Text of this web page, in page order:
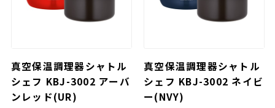
真空保温調理器シャトル
シェフ KBJ-3002 アーバ
ンレッド(UR)
真空保温調理器シャトル
シェフ KBJ-3002 ネイビ
ー(NVY)